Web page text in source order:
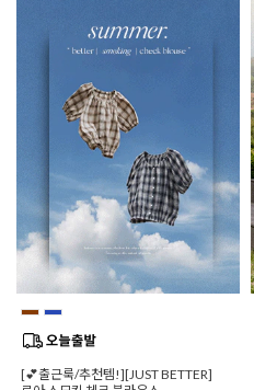
[💕출근룩/추천템!][JUST BETTER]